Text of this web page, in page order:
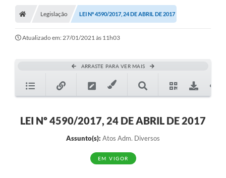
Legislação LEI Nº 4590/2017, 24 DE ABRIL DE 2017
Atualizado em: 27/01/2021 às 11h03
ARRASTE PARA VER MAIS
LEI Nº 4590/2017, 24 DE ABRIL DE 2017
Assunto(s): Atos Adm. Diversos
EM VIGOR